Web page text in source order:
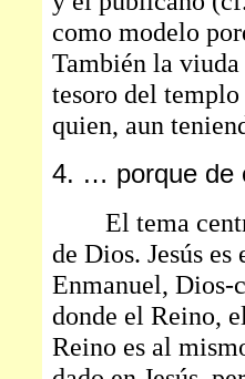
como modelo
También la viuda
tesoro del
quien, aun
4. … porque de
El tema
de Dios. Jesús
Enmanuel, Dios-
donde el Reino,
Reino es al